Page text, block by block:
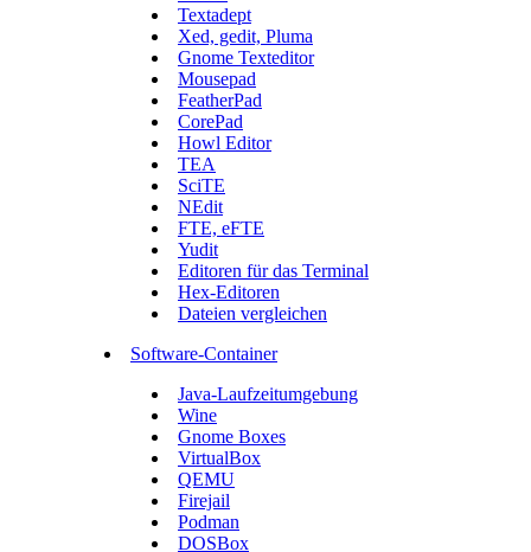
Textadept
Xed, gedit, Pluma
Gnome Texteditor
Mousepad
FeatherPad
CorePad
Howl Editor
TEA
SciTE
NEdit
FTE, eFTE
Yudit
Editoren für das Terminal
Hex-Editoren
Dateien vergleichen
Software-Container
Java-Laufzeitumgebung
Wine
Gnome Boxes
VirtualBox
QEMU
Firejail
Podman
DOSBox